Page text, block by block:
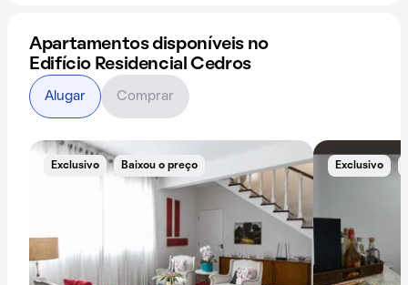
Apartamentos disponíveis no
Edifício Residencial Cedros
Exclusivo Baixou o preço Exclusivo
Alugar Comprar